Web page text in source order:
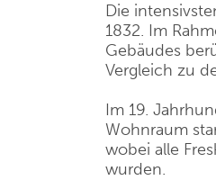
Die
1832. Im
Gebäudes
Vergleich zu
Im 19.
Wohnraum
wobei alle
wurden.